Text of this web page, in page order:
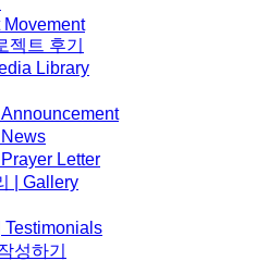
Movement
젝트 후기
Library
Letter
| Gallery
Testimonials
성하기